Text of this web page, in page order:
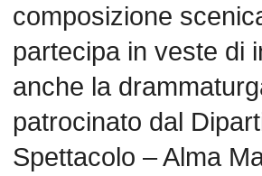
composizione
partecipa in veste di
anche la
patrocinato dal
Spettacolo – Alma